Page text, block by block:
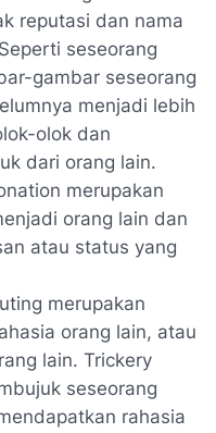
reputasi dan nama
seseorang
gambar seseorang
menjadi lebih
olok dan
dari orang lain.
merupakan
orang lain dan
atau status yang
merupakan
orang lain, atau
lain. Trickery
seseorang
rahasia